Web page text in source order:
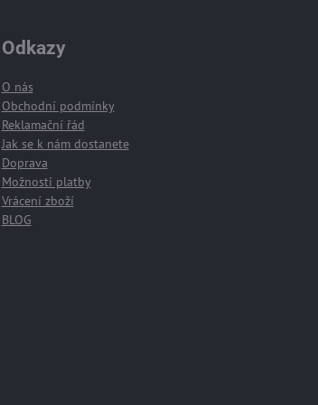
Odkazy
O nás
Obchodní podmínky
Reklamační řád
Jak se k nám dostanete
Doprava
Možnosti platby
Vrácení zboží
BLOG